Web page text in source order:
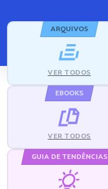
ARQUIVOS
VER TODOS
EBOOKS
VER TODOS
GUIA DE TENDÊNCIAS